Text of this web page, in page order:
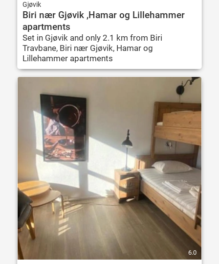
Gjøvik
Biri nær Gjøvik ,Hamar og Lillehammer
apartments
Set in Gjøvik and only 2.1 km from Biri
Travbane, Biri nær Gjøvik, Hamar og
Lillehammer apartments
6.0